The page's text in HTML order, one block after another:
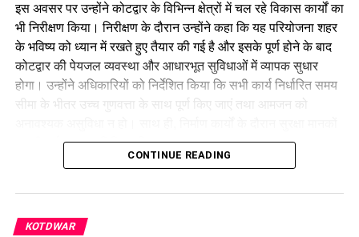
केंद्रीय मंत्री ने कहा कि उत्तराखंड की पहाड़ियों में कहने को तो आबादी कम
है लेकिन देश की सीमाओं की रक्षा में उत्तराखंड के लोगों का अहम योगदान
है।
उन्होंने कहा कि इंदिरा गांधी ने वन रैंक वन पेंशन का वादा किया था लेकिन
यह वादा नरेंद्र मोदी ने पूरा किया और 70 हजार करोड़ रुपये की धनराशि
बनाना, विकसित उत्तराखंड बनाना।
इस अवसर पर उन्होंने कोटद्वार के विभिन्न क्षेत्रों में चल रहे विकास कार्यों का
भी निरीक्षण किया। निरीक्षण के दौरान उन्होंने कहा कि यह परियोजना शहर
के भविष्य को ध्यान में रखते हुए तैयार की गई है और इसके पूर्ण होने के बाद
कोटद्वार की पेयजल व्यवस्था और आधारभूत सुविधाओं में व्यापक सुधार
होगा। उन्होंने अधिकारियों को निर्देशित किया कि सभी कार्य निर्धारित समय
सीमा के भीतर उच्च गुणवत्ता के साथ पूर्ण किए जाएं तथा आमजन को
का भी पूर्ण पालन सुनिश्चित किया जाए।
CONTINUE READING
KOTDWAR